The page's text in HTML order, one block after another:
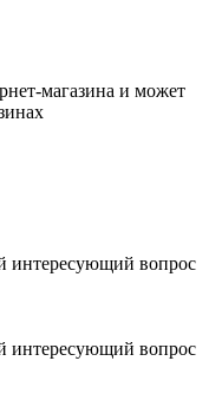
магазина и может
интересующий вопрос
интересующий вопрос